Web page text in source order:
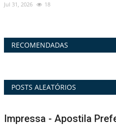
Jul 31, 2026 18
RECOMENDADAS
POSTS ALEATÓRIOS
- Apostila Prefeitura de